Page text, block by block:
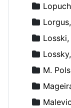
Losski,
M.